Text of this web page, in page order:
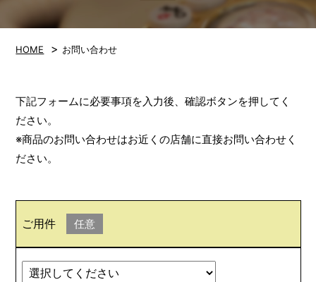
HOME > お問い合わせ
下記フォームに必要事項を入力後、確認ボタンを押してく
ださい。
※商品のお問い合わせはお近くの店舗に直接お問い合わせく
ださい。
ご用件 任意